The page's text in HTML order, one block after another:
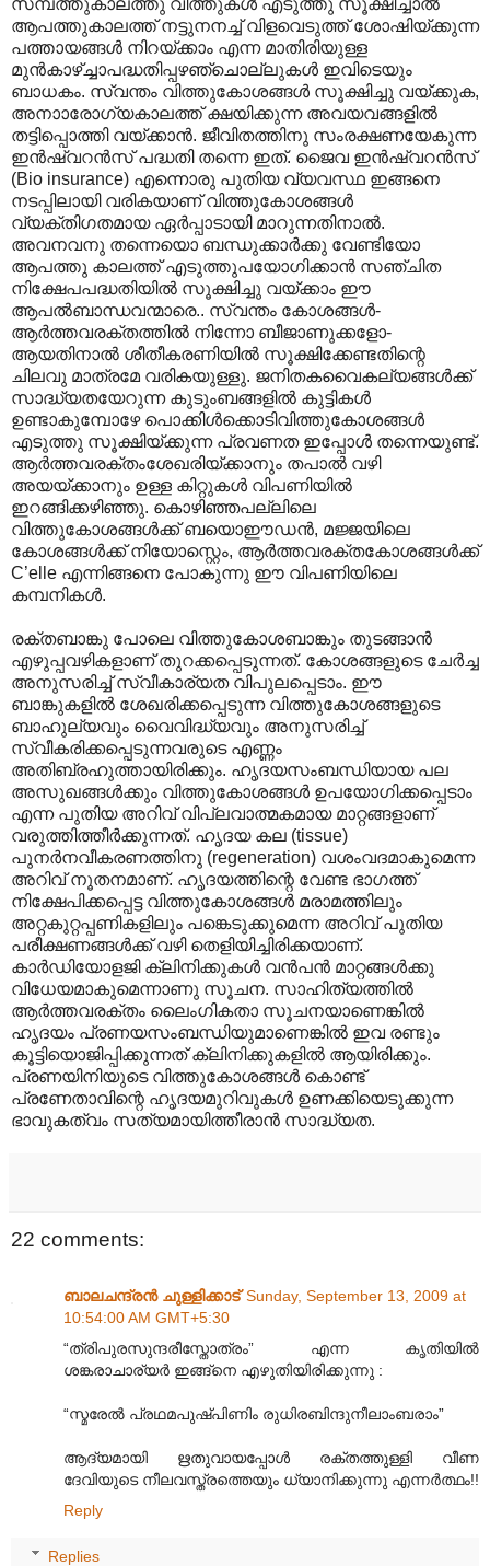
ആപത്തുകാലത്ത് നട്ടുനനച്ച് വിളവെടുത്ത് ശോഷിയ്ക്കുന്ന
പത്തായങ്ങൾ നിറയ്ക്കാം എന്ന മാതിരിയുള്ള
മുൻ‌കാഴ്ച്ചാപദ്ധതിപ്പഴഞ്ചൊല്ലുകൾ ഇവിടെയും
ബാധകം. സ്വന്തം വിത്തുകോശങ്ങൾ സൂക്ഷിച്ചു വയ്ക്കുക,
അനാ‍ാരോഗ്യകാലത്ത് ക്ഷയിക്കുന്ന അവയവങ്ങളിൽ
തട്ടിപ്പൊത്തി വയ്ക്കാൻ. ജീവിതത്തിനു സംരക്ഷണയേകുന്ന
ഇൻഷ്വറൻസ് പദ്ധതി തന്നെ ഇത്. ജൈവ ഇൻഷ്വറൻസ്
(Bio insurance) എന്നൊരു പുതിയ വ്യവസ്ഥ ഇങ്ങനെ
നടപ്പിലായി വരികയാണ് വിത്തുകോശങ്ങൾ
വ്യക്തിഗതമായ ഏർപ്പാടായി മാറുന്നതിനാൽ.
അവനവനു തന്നെയൊ ബന്ധുക്കാർക്കു വേണ്ടിയോ
ആപത്തു കാലത്ത് എടുത്തുപയോഗിക്കാൻ സഞ്ചിത
നിക്ഷേപപദ്ധതിയിൽ സൂക്ഷിച്ചു വയ്ക്കാം ഈ
ആപൽബാന്ധവന്മാരെ.. സ്വന്തം കോശങ്ങൾ-
ആർത്തവരക്തത്തിൽ നിന്നോ ബീജാണുക്കളോ-
ആയതിനാൽ ശീതീകരണിയിൽ സൂക്ഷിക്കേണ്ടതിന്റെ
ചിലവു മാത്രമേ വരികയുള്ളു. ജനിതകവൈകല്യങ്ങൾക്ക്
സാദ്ധ്യതയേറുന്ന കുടുംബങ്ങളിൽ കുട്ടികൾ
ഉണ്ടാകുമ്പോഴേ പൊക്കിൾക്കൊടിവിത്തുകോശങ്ങൾ
എടുത്തു സൂക്ഷിയ്ക്കുന്ന പ്രവണത ഇപ്പോൾ തന്നെയുണ്ട്.
ആർത്തവരക്തംശേഖരിയ്ക്കാനും തപാൽ വഴി
അയയ്ക്കാനും ഉള്ള കിറ്റുകൾ വിപണിയിൽ
ഇറങ്ങിക്കഴിഞ്ഞു. കൊഴിഞ്ഞപല്ലിലെ
വിത്തുകോശങ്ങൾക്ക് ബയൊഈഡൻ, മജ്ജയിലെ
കോശങ്ങൾക്ക് നിയോസ്റ്റെം, ആർത്തവരക്തകോശങ്ങൾക്ക്
C’elle എന്നിങ്ങനെ പോകുന്നു ഈ വിപണിയിലെ
കമ്പനികൾ.
രക്തബാ‍ങ്കു പോലെ വിത്തുകോശബാങ്കും തുടങ്ങാൻ
എഴുപ്പവഴികളാണ് തുറക്കപ്പെടുന്നത്. കോശങ്ങളുടെ ചേർച്ച
അനുസരിച്ച് സ്വീകാര്യത വിപുലപ്പെടാം. ഈ
ബാങ്കുകളിൽ ശേഖരിക്കപ്പെടുന്ന വിത്തുകോശങ്ങളുടെ
ബാഹുല്യവും വൈവിദ്ധ്യവും അനുസരിച്ച്
സ്വീകരിക്കപ്പെടുന്നവരുടെ എണ്ണം
അതിബ്രഹുത്തായിരിക്കും. ഹൃദയസംബന്ധിയായ പല
അസുഖങ്ങൾക്കും വിത്തുകോശങ്ങൾ ഉപയോഗിക്കപ്പെടാം
എന്ന പുതിയ അറിവ് വിപ്ലവാത്മകമായ മാറ്റങ്ങളാണ്
വരുത്തിത്തീർക്കുന്നത്. ഹൃദയ കല (tissue)
പുനർനവീകരണത്തിനു (regeneration) വശംവദമാകുമെന്ന
അറിവ് നൂതനമാണ്. ഹൃദയത്തിന്റെ വേണ്ട ഭാഗത്ത്
നിക്ഷേപിക്കപ്പെട്ട വിത്തുകോശങ്ങൾ മരാമത്തിലും
അറ്റകുറ്റപ്പണികളിലും പങ്കെടുക്കുമെന്ന അറിവ് പുതിയ
പരീക്ഷണങ്ങൾക്ക് വഴി തെളിയിച്ചിരിക്കയാണ്.
കാർഡിയോളജി ക്ലിനിക്കുകൾ വൻപൻ മാറ്റങ്ങൾക്കു
വിധേയമാകുമെന്നാണു സൂചന. സാഹിത്യത്തിൽ
ആർത്തവരക്തം ലൈംഗികതാ സൂചനയാണെങ്കിൽ
ഹൃദയം പ്രണയസംബന്ധിയുമാണെങ്കിൽ ഇവ രണ്ടും
കൂട്ടിയൊജിപ്പിക്കുന്നത് ക്ലിനിക്കുകളിൽ ആയിരിക്കും.
പ്രണയിനിയുടെ വിത്തുകോശങ്ങൾ കൊണ്ട്
പ്രണേതാവിന്റെ ഹൃദയമുറിവുകൾ ഉണക്കിയെടുക്കുന്ന
ഭാവുകത്വം സത്യമായിത്തീരാൻ സാദ്ധ്യത.
22 comments:
ബാലചന്ദ്രൻ ചുള്ളിക്കാട് Sunday, September 13, 2009 at
10:54:00 AM GMT+5:30
“ത്രിപുരസുന്ദരീസ്തോത്രം” എന്ന കൃതിയിൽ
ശങ്കരാചാര്യർ ഇങ്ങ്നെ എഴുതിയിരിക്കുന്നു :
“സ്മരേൽ പ്രഥമപുഷ്പിണിം രുധിരബിന്ദുനീലാംബരാം”
ആദ്യമായി ഋതുവായപ്പോൾ രക്തത്തുള്ളി വീണ
ദേവിയുടെ നീലവസ്ത്രത്തെയും ധ്യാനിക്കുന്നു എന്നർത്ഥം!!
Reply
Replies